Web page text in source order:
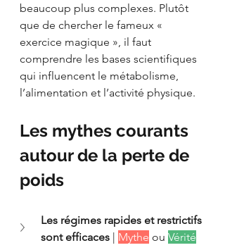
beaucoup plus complexes. Plutôt
que de chercher le fameux «
exercice magique », il faut
comprendre les bases scientifiques
qui influencent le métabolisme,
l’alimentation et l’activité physique.
Les mythes courants
autour de la perte de
poids
Les régimes rapides et restrictifs
sont efficaces | Mythe ou Vérité